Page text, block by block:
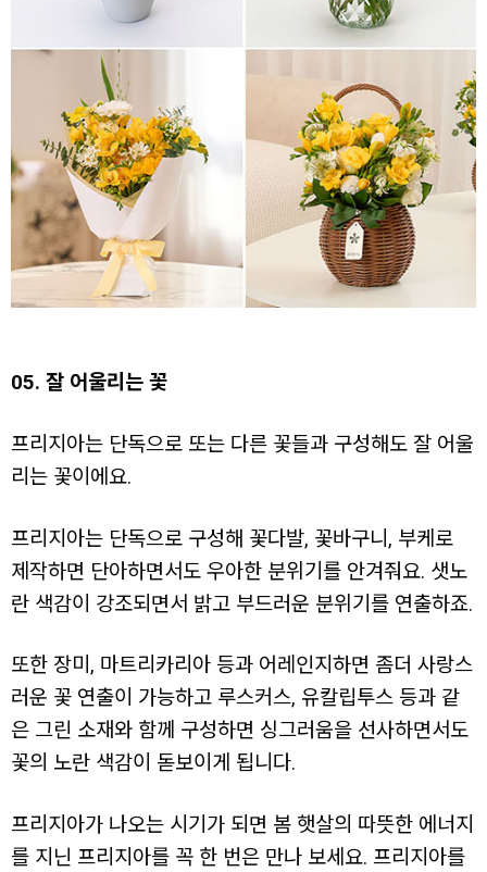
05. 잘 어울리는 꽃
프리지아는 단독으로 또는 다른 꽃들과 구성해도 잘 어울
리는 꽃이에요.
프리지아는 단독으로 구성해 꽃다발, 꽃바구니, 부케로
제작하면 단아하면서도 우아한 분위기를 안겨줘요. 샛노
란 색감이 강조되면서 밝고 부드러운 분위기를 연출하죠.
또한 장미, 마트리카리아 등과 어레인지하면 좀더 사랑스
러운 꽃 연출이 가능하고 루스커스, 유칼립투스 등과 같
은 그린 소재와 함께 구성하면 싱그러움을 선사하면서도
꽃의 노란 색감이 돋보이게 됩니다.
프리지아가 나오는 시기가 되면 봄 햇살의 따뜻한 에너지
를 지닌 프리지아를 꼭 한 번은 만나 보세요. 프리지아를